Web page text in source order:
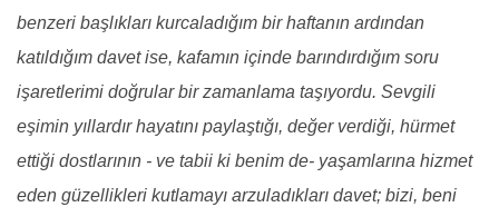
benzeri başlıkları kurcaladığım bir haftanın ardından
katıldığım davet ise, kafamın içinde barındırdığım soru
işaretlerimi doğrular bir zamanlama taşıyordu. Sevgili
eşimin yıllardır hayatını paylaştığı, değer verdiği, hürmet
ettiği dostlarının - ve tabii ki benim de- yaşamlarına hizmet
eden güzellikleri kutlamayı arzuladıkları davet; bizi, beni